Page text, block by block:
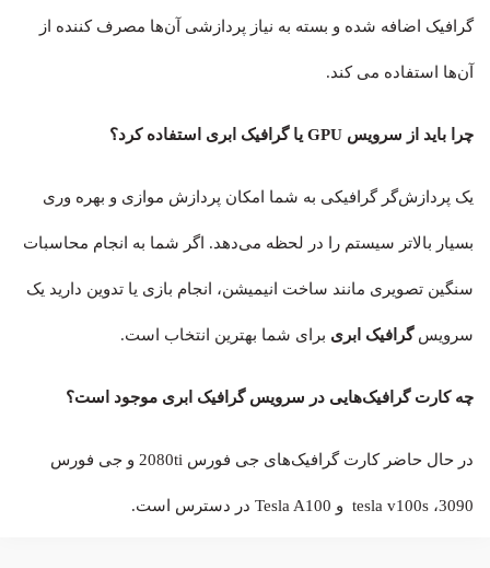
گرافیک اضافه شده و بسته به نیاز پردازشی آن‌ها مصرف کننده از
آن‌ها استفاده می کند.
چرا باید از سرویس GPU یا گرافیک ابری استفاده کرد؟
یک پردازش‌گر گرافیکی به شما امکان پردازش موازی و بهره وری
بسیار بالاتر سیستم را در لحظه می‌دهد. اگر شما به انجام محاسبات
سنگین تصویری مانند ساخت انیمیشن، انجام بازی یا تدوین دارید یک
سرویسگرافیک ابری برای شما بهترین انتخاب است.
چه کارت گرافیک‌هایی در سرویس گرافیک ابری موجود است؟
در حال حاضر کارت گرافیک‌های جی فورس 2080ti و جی فورس
3090، tesla v100s و Tesla A100 در دسترس است.